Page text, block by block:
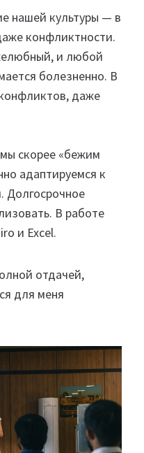
нашей культуры — в
конфликтности.
и любой
болезненно. В
даже
скорее «бежим
адаптируемся к
Долгосрочное
В работе
и Excel.
отдачей,
для меня